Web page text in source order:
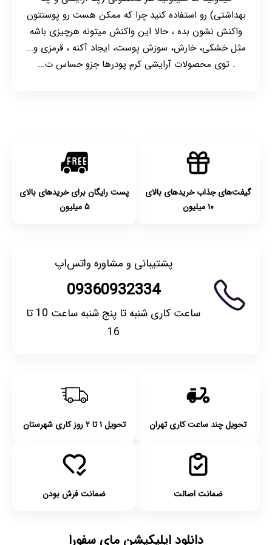
بهداشتی) رو استفاده کنید چرا که ممکن هست رو پوستتون
واکنش نشون بده ، حالا این واکنش میتونه هرچیزی باشه
مثل خشکی، خارش، سوزش پوست، ایجاد آکنه ، قرمزی و...
. توی محصولات آرایشی کرم پودرها جزو حساس ت...
گیفت‌های جذاب خریدهای بالای
۱۰ میلیون
پست رایگان برای خریدهای بالای
۵ میلیون
پشتیبانی و مشاوره واتس‌اپ
09360932334
ساعت کاری شنبه تا پنج شنبه ساعت 10 تا
16
تحویل چند ساعت کاری تهران تحویل ۱ تا ۲ روز کاری شهرستان
ضمانت اصالت ضمانت فرش بودن
دانلود اپلیکیشن مای سفورا